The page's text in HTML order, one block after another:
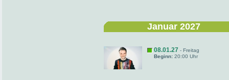
Januar 2027
08.01.27 - Freitag
Beginn: 20:00 Uhr